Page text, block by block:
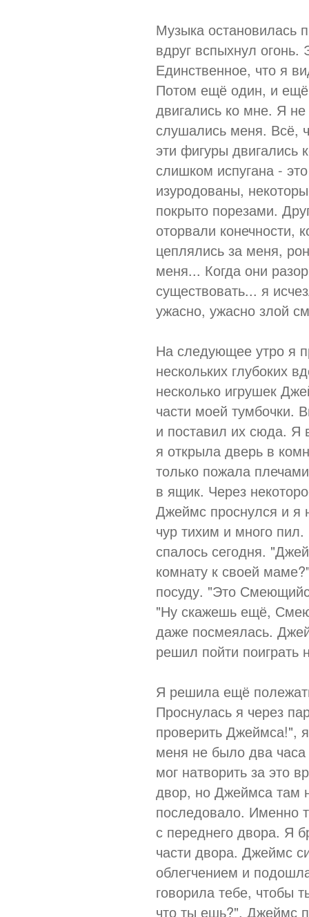
Музыка остановилась
вдруг вспыхнул огонь.
Единственное, что я
Потом ещё один, и
двигались ко мне. Я
слушались меня. Всё,
эти фигуры двигались
слишком испугана -
изуродованы,
покрыто порезами.
оторвали конечности,
цеплялись за меня,
меня... Когда они
существовать... я
ужасно, ужасно злой
На следующее утро я
нескольких глубоких
несколько игрушек
части моей тумбочки.
и поставил их сюда. Я
я открыла дверь в
только пожала
в ящик. Через
Джеймс проснулся и я
чур тихим и много
спалось сегодня.
комнату к своей
посуду. "Это
"Ну скажешь ещё,
даже посмеялась.
решил пойти поиграть
Я решила ещё
Проснулась я через
проверить Джеймса!",
меня не было два
мог натворить за это
двор, но Джеймса там
последовало. Именно
с переднего двора. Я
части двора. Джеймс
облегчением и
говорила тебе, чтобы
что ты ешь?", Джеймс